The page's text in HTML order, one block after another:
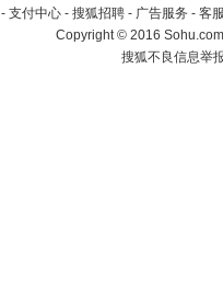
- 支付中心 - 搜狐招聘 - 广告服务 - 客
Copyright©2016
搜狐不良信息举